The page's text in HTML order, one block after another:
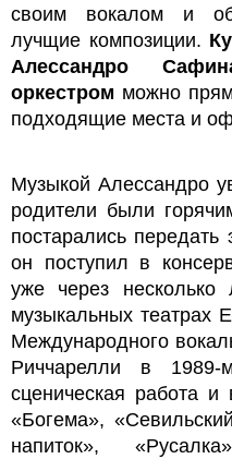
своим вокалом и
лучщие композиции.
Алессандро
оркестром можно
подходящие места и
Музыкой Алессандро
родители были
постарались передать
он поступил в
уже через
музыкальных театрах
Международного
Риччарелли в 1989-
сценическая работа
«Богема»,
напиток»,